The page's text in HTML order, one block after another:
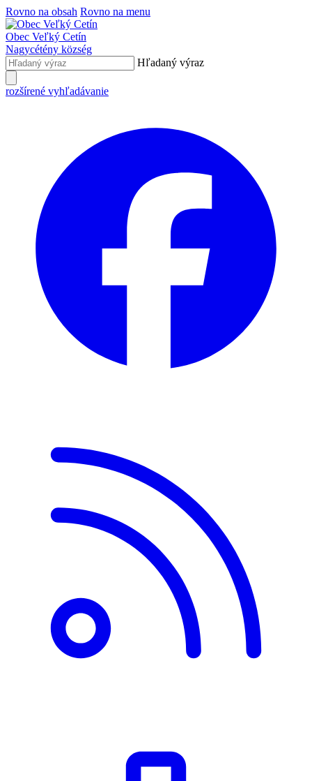
Rovno na obsah Rovno na menu
Obec Veľký Cetín
Nagycétény község
Hľadaný výraz
rozšírené vyhľadávanie